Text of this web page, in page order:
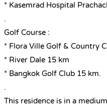
* Kasemrad Hospital
.
Golf Course :
* Flora Ville Golf & Country
* River Dale 15 km
* Bangkok Golf Club 15 km.
.
This residence is in a